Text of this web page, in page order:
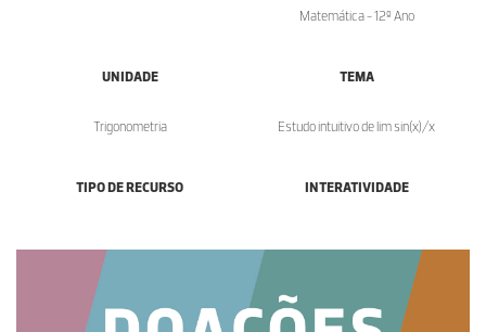
Matemática - 12º Ano
UNIDADE
Trigonometria
TEMA
Estudo intuitivo de lim sin(x)/x
TIPO DE RECURSO INTERATIVIDADE